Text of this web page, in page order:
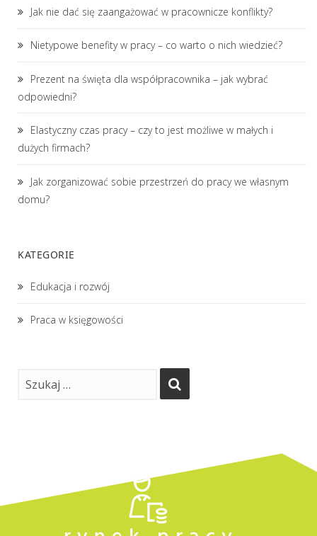
Jak nie dać się zaangażować w pracownicze konflikty?
Nietypowe benefity w pracy – co warto o nich wiedzieć?
Prezent na święta dla współpracownika – jak wybrać
odpowiedni?
Elastyczny czas pracy – czy to jest możliwe w małych i
dużych firmach?
Jak zorganizować sobie przestrzeń do pracy we własnym
domu?
KATEGORIE
Edukacja i rozwój
Praca w księgowości